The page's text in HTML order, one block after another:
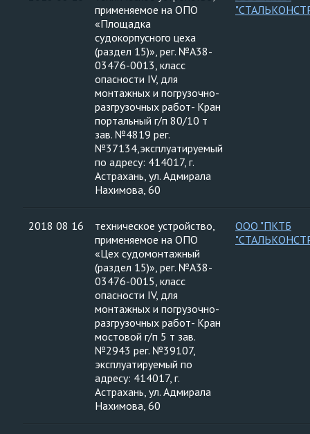
применяемое на ОПО
«Площадка
судокорпусного цеха
(раздел 15)», рег. №А38-
03476-0013, класс
опасности IV, для
монтажных и погрузочно-
разгрузочных работ- Кран
портальный г/п 80/10 т
зав. №4819 рег.
№37134,эксплуатируемый
по адресу: 414017, г.
Астрахань, ул. Адмирала
Нахимова, 60
2018 08 16
техническое устройство,
применяемое на ОПО
«Цех судомонтажный
(раздел 15)», рег. №А38-
03476-0015, класс
опасности IV, для
монтажных и погрузочно-
разгрузочных работ- Кран
мостовой г/п 5 т зав.
№2943 рег. №39107,
эксплуатируемый по
адресу: 414017, г.
Астрахань, ул. Адмирала
Нахимова, 60
ООО "ПКТБ